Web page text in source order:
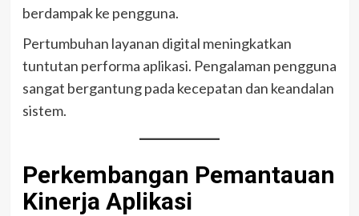
berdampak ke pengguna.
Pertumbuhan layanan digital meningkatkan
tuntutan performa aplikasi. Pengalaman pengguna
sangat bergantung pada kecepatan dan keandalan
sistem.
Perkembangan Pemantauan
Kinerja Aplikasi